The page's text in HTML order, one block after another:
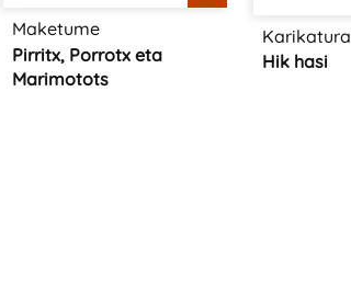
Maketume
Pirritx, Porrotx eta
Marimotots
Karikatura
Hik hasi